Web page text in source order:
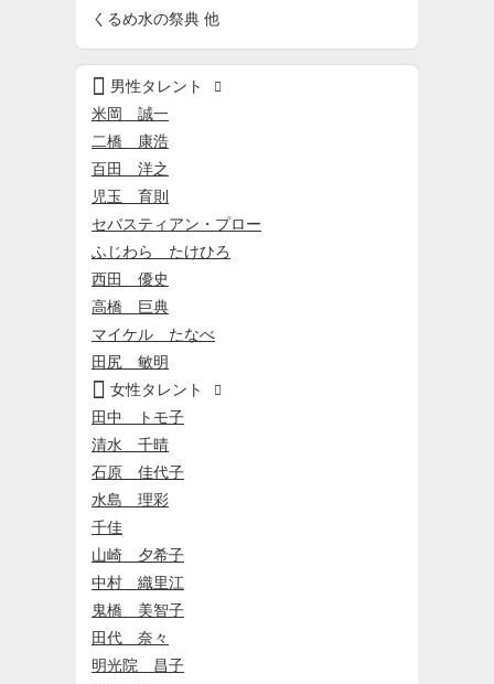
くるめ水の祭典 他
 男性タレント 
米岡 誠一
二橋 康浩
百田 洋之
児玉 育則
セバスティアン・プロー
ふじわら たけひろ
西田 優史
高橋 巨典
マイケル たなべ
田尻 敏明
 女性タレント 
田中 トモ子
清水 千晴
石原 佳代子
水島 理彩
千佳
山崎 夕希子
中村 織里江
鬼橋 美智子
田代 奈々
明光院 昌子